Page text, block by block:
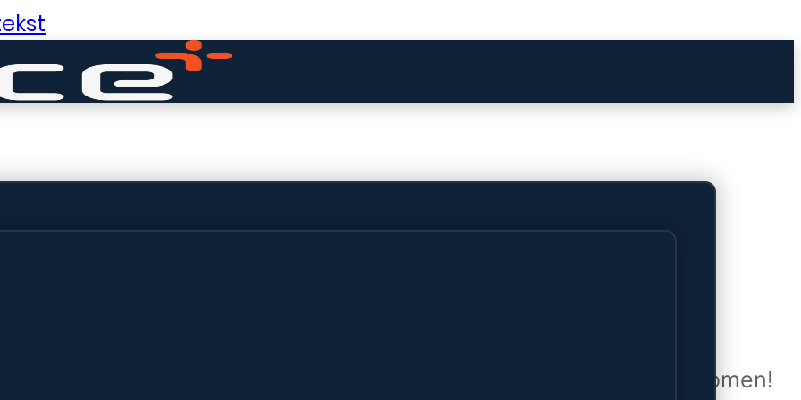
dingen in het verschiet
winkel wordt momenteel gebouwd en zal binnenkort online komen!